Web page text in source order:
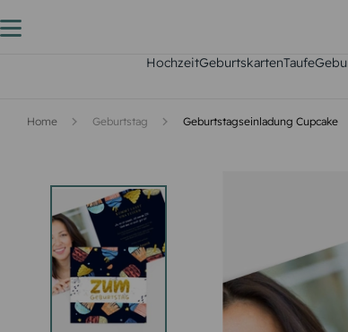
HochzeitGeburtskartenTaufe
Home Geburtstag Geburtstagseinladung Cupcake